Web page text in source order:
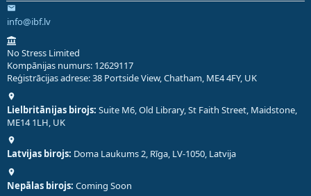
info@ibf.lv
No Stress Limited
Kompānijas numurs: 12629117
Reģistrācijas adrese: 38 Portside View, Chatham, ME4 4FY, UK
Lielbritānijas birojs: Suite M6, Old Library, St Faith Street, Maidstone,
ME14 1LH, UK
Latvijas birojs: Doma Laukums 2, Rīga, LV-1050, Latvija
Nepālas birojs: Coming Soon